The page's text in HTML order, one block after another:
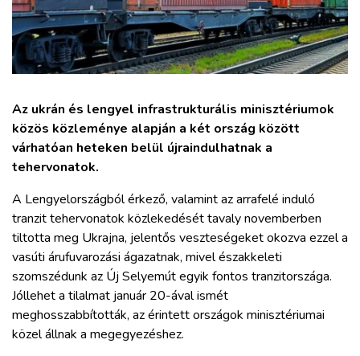
BLOG
ARCHÍVUM
WEBSHOP
BELÉPÉS
REGISZTRÁCIÓ
Az ukrán és lengyel infrastrukturális minisztériumok
közös közleménye alapján a két ország között
várhatóan heteken belül újraindulhatnak a
tehervonatok.
A Lengyelországból érkező, valamint az arrafelé induló
tranzit tehervonatok közlekedését tavaly novemberben
tiltotta meg Ukrajna, jelentős veszteségeket okozva ezzel a
vasúti árufuvarozási ágazatnak, mivel északkeleti
szomszédunk az Új Selyemút egyik fontos tranzitországa.
Jóllehet a tilalmat január 20-ával ismét
meghosszabbították, az érintett országok minisztériumai
közel állnak a megegyezéshez.